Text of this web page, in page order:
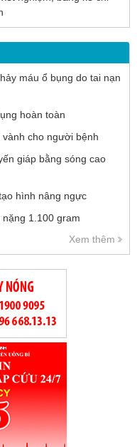
máu ổ bụng do tai nạn
hoàn toàn
cho người bệnh
giáp bằng sóng cao
hình nâng ngực
1.100 gram
Xem thêm